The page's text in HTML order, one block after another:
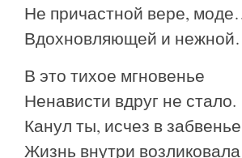
Не причастной вере,
Вдохновляющей и
В это тихое мгновенье
Ненависти вдруг не стало.
Канул ты, исчез в
Жизнь внутри